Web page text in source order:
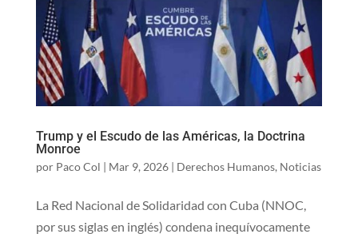
Trump y el Escudo de las Américas, la Doctrina
Monroe
por Paco Col | Mar 9, 2026| Derechos Humanos, Noticias
La Red Nacional de Solidaridad con Cuba (NNOC,
por sus siglas en inglés) condena inequívocamente